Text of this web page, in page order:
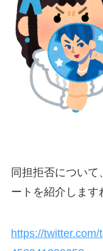
同担拒否につい
ートを紹介します
https://